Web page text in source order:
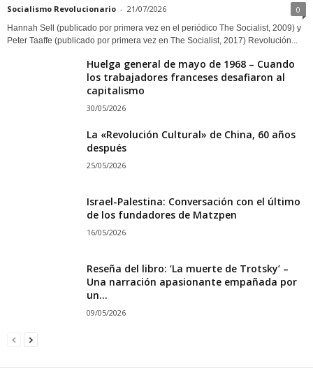
Socialismo Revolucionario - 21/07/2026 0
Hannah Sell (publicado por primera vez en el periódico The Socialist, 2009) y
Peter Taaffe (publicado por primera vez en The Socialist, 2017) Revolución...
Huelga general de mayo de 1968 – Cuando
los trabajadores franceses desafiaron al
capitalismo
30/05/2026
La «Revolución Cultural» de China, 60 años
después
25/05/2026
Israel-Palestina: Conversación con el último
de los fundadores de Matzpen
16/05/2026
Reseña del libro: ‘La muerte de Trotsky’ –
Una narración apasionante empañada por
un...
09/05/2026